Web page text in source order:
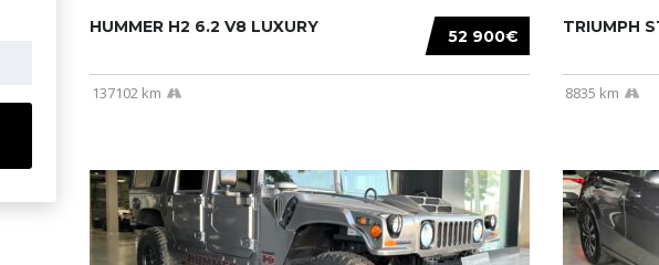
52 900€
HUMMER H2 6.2 V8 LUXURY
137102 km
TRIUMPH
8835 km